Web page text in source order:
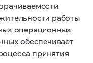
работы
операционных
обеспечивает
принятия